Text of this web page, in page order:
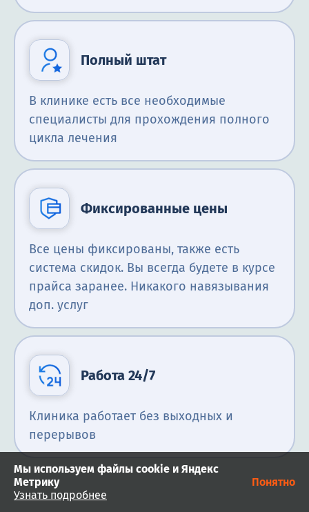
Полный штат
В клинике есть все необходимые
специалисты для прохождения полного
цикла лечения
Фиксированные цены
Все цены фиксированы, также есть
система скидок. Вы всегда будете в курсе
прайса заранее. Никакого навязывания
доп. услуг
Работа 24/7
Клиника работает без выходных и
перерывов
Мы используем файлы cookie и Яндекс
Метрику
Узнать подробнее
Понятно